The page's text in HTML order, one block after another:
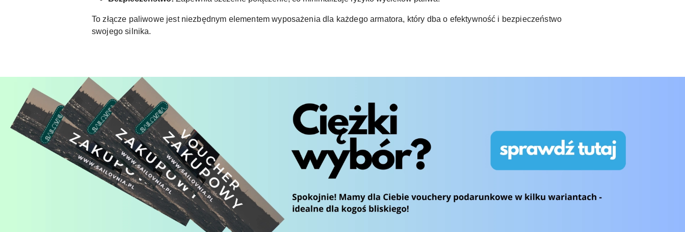
To złącze paliwowe jest niezbędnym elementem wyposażenia dla każdego armatora, który dba o efektywność i bezpieczeństwo
swojego silnika.